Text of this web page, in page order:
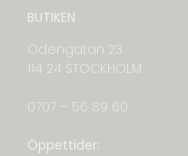
BUTIKEN
Odengatan 23
114 24 STOCKHOLM
0707 – 56 89 60
Öppettider: